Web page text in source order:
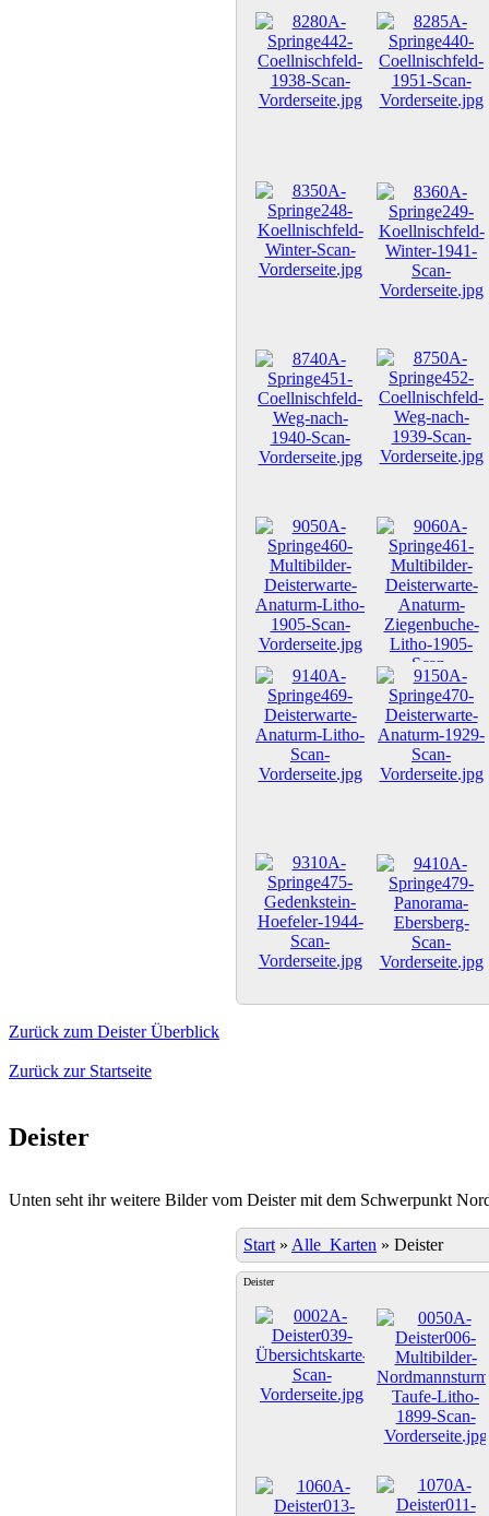
Zurück zum Deister Überblick
Zurück zur Startseite
Deister
Unten seht ihr weitere Bilder vom Deister mit dem Schwerpunkt
Start» Alle_Karten » Deister
Deister